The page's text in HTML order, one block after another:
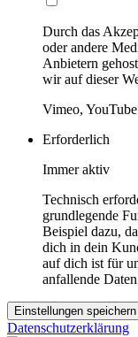
Durch das
oder andere
Anbietern
wir auf dieser
Vimeo, YouTube
Erforderlich
Immer aktiv
Technisch
grundlegende
Beispiel dazu,
dich in dein
auf dich ist für
anfallende
Einstellungen speichern
Datenschutzerklärung